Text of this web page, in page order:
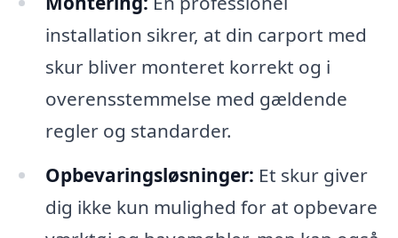
installation sikrer, at din carport med
skur bliver monteret korrekt og i
overensstemmelse med gældende
regler og standarder.
Opbevaringsløsninger: Et skur giver
dig ikke kun mulighed for at opbevare